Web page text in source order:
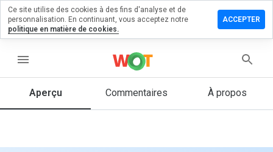
menu
Aperçu Commentaires À propos
un
sur
Quelle
donneriez-
Ce site utilise des cookies à des fins d'analyse et de
personnalisation. En continuant, vous acceptez notre
politique en matière de cookies.
ACCEPTER